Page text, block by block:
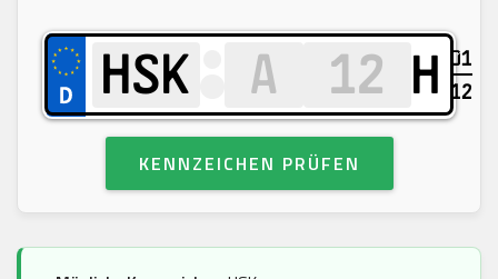
H
01
12
KENNZEICHEN PRÜFEN